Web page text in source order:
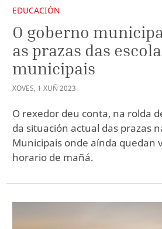
EDUCACIÓN
O goberno
as prazas das
municipais
XOVES, 1 XUÑ 2023
O rexedor deu conta, na rolda
da situación actual das prazas
Municipais onde aínda quedan
horario de mañá.